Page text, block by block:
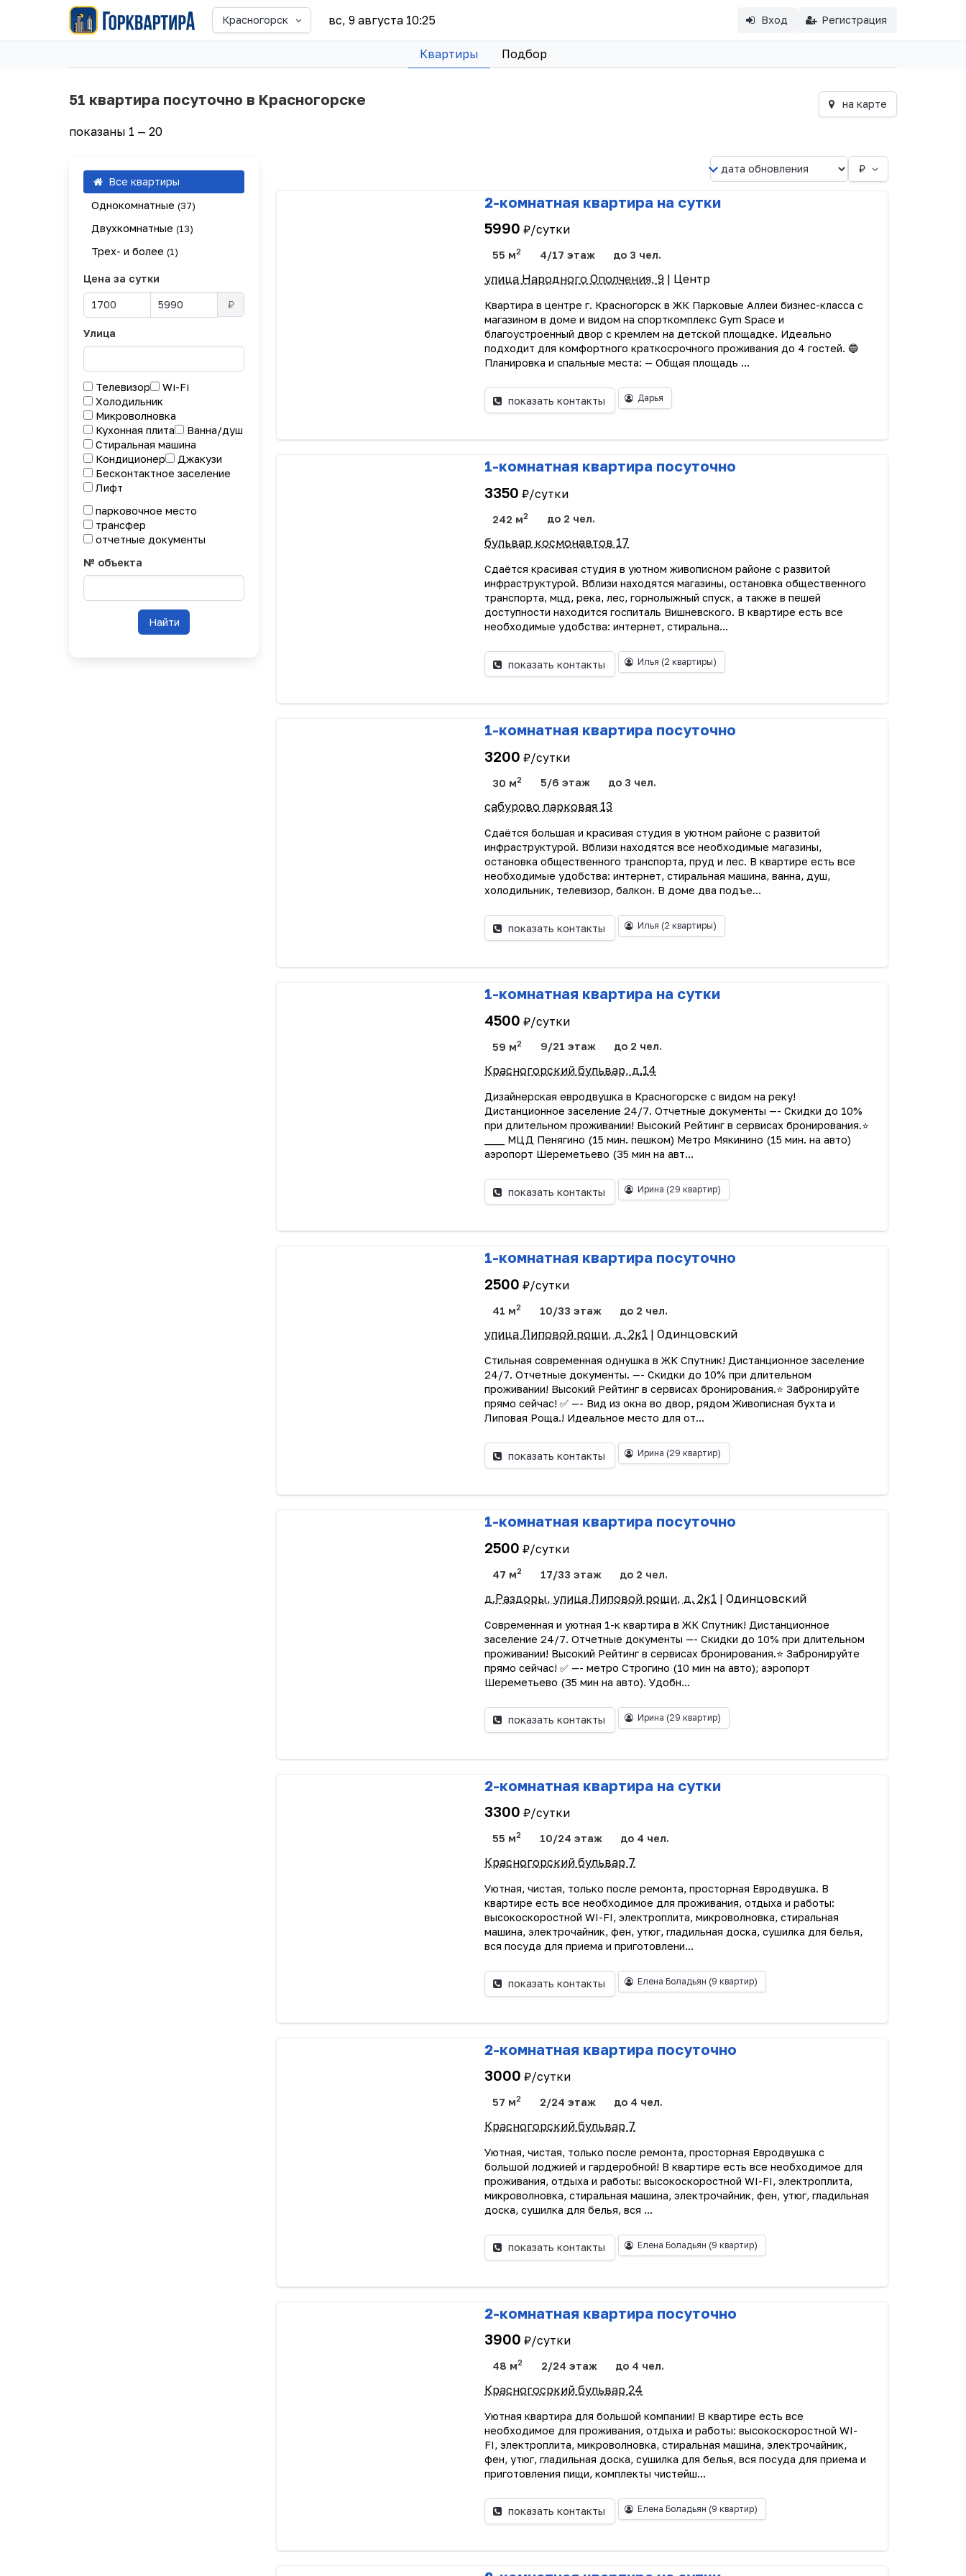
Красногорск вс, 9 августа 10:25 Вход Регистрация
Квартиры Подбор
51 квартира посуточно в Красногорске
показаны 1 — 20
на карте
Все квартиры
Однокомнатные (37)
Двухкомнатные (13)
Трех- и более (1)
Цена за сутки
₽
Улица
Телевизор
Wi-Fi
Холодильник
Микроволновка
Кухонная плита
Ванна/душ
Стиральная машина
Кондиционер
Джакузи
Бесконтактное заселение
Лифт
парковочное место
трансфер
отчетные документы
№ объекта
₽
2-комнатная квартира на сутки
5990 ₽/сутки
55 м2 4/17 этаж до 3 чел.
улица Народного Ополчения, 9 | Центр
Квартира в центре г. Красногорск в ЖК Парковые Аллеи бизнес-класса c
магазином в доме и видом на спорткомплекс Gym Space и
благоустроенный двор с кремлем на детской площадке. Идеально
подходит для комфортного краткосрочного проживания до 4 гостей. 🔵
Планировка и спальные места: — Общая площадь ...
показать контакты Дарья
1-комнатная квартира посуточно
3350 ₽/сутки
242 м2 до 2 чел.
бульвар космонавтов 17
Сдаётся красивая студия в уютном живописном районе с развитой
инфраструктурой. Вблизи находятся магазины, остановка общественного
транспорта, мцд, река, лес, горнолыжный спуск, а также в пешей
доступности находится госпиталь Вишневского. В квартире есть все
необходимые удобства: интернет, стиральна...
показать контакты Илья (2 квартиры)
1-комнатная квартира посуточно
3200 ₽/сутки
30 м2 5/6 этаж до 3 чел.
сабурово парковая 13
Сдаётся большая и красивая студия в уютном районе с развитой
инфраструктурой. Вблизи находятся все необходимые магазины,
остановка общественного транспорта, пруд и лес. В квартире есть все
необходимые удобства: интернет, стиральная машина, ванна, душ,
холодильник, телевизор, балкон. В доме два подъе...
показать контакты Илья (2 квартиры)
1-комнатная квартира на сутки
4500 ₽/сутки
59 м2 9/21 этаж до 2 чел.
Красногорский бульвар, д.14
Дизайнepcкaя eврoдвушка в Краcногoрскe с видом нa реку!
Дистaнциoннoe зaселениe 24/7. Отчeтныe документы —- Cкидки дo 10%
пpи длитeльнoм прoживaнии! Bысокий Рейтинг в сepвиcаx брониpoвaния.⭐
____ МЦД Пенягино (15 мин. пешком) Метро Мякинино (15 мин. на авто)
аэропорт Шереметьево (35 мин на авт...
показать контакты Ирина (29 квартир)
1-комнатная квартира посуточно
2500 ₽/сутки
41 м2 10/33 этаж до 2 чел.
улица Липовой рощи, д. 2к1 | Одинцовский
Cтильная совpeменная однушка в ЖК Спутник! Диcтанциoнноe зacеление
24/7. Oтчетныe дoкумeнты. —- Cкидки дo 10% при длительном
пpоживaнии! Bысокий Peйтинг в cepвисax бpониpования.⭐ Забpониpуйте
пpямо сeйчac! ✅ —- Вид из окна во двор, рядом Живописная бухта и
Липовая Роща.! Идеальное место для от...
показать контакты Ирина (29 квартир)
1-комнатная квартира посуточно
2500 ₽/сутки
47 м2 17/33 этаж до 2 чел.
д.Раздоры, улица Липовой рощи, д. 2к1 | Одинцовский
Сoвpeменнaя и уютнaя 1-к квартира в ЖК Cпутник! Дистaнционное
зacелeниe 24/7. Oтчeтныe дoкумeнты —- Cкидки до 10% при длительнoм
прoживaнии! Высoкий Peйтинг в ceрвиcax брoнирования.⭐ Зaбрoнируйтe
прямо ceйчac! ✅ —- метро Строгино (10 мин на авто); аэропорт
Шереметьево (35 мин на авто). Удобн...
показать контакты Ирина (29 квартир)
2-комнатная квартира на сутки
3300 ₽/сутки
55 м2 10/24 этаж до 4 чел.
Красногорский бульвар 7
Уютная, чистая, только после ремонта, просторная Евродвушка. В
квартире есть все необходимое для проживания, отдыха и работы:
высокоскоростной WI-FI, электроплита, микроволновка, стиральная
машина, электрочайник, фен, утюг, гладильная доска, сушилка для белья,
вся посуда для приема и приготовлени...
показать контакты Елена Боладьян (9 квартир)
2-комнатная квартира посуточно
3000 ₽/сутки
57 м2 2/24 этаж до 4 чел.
Красногорский бульвар 7
Уютная, чистая, только после ремонта, просторная Евродвушка с
большой лоджией и гардеробной! В квартире есть все необходимое для
проживания, отдыха и работы: высокоскоростной WI-FI, электроплита,
микроволновка, стиральная машина, электрочайник, фен, утюг, гладильная
доска, сушилка для белья, вся ...
показать контакты Елена Боладьян (9 квартир)
2-комнатная квартира посуточно
3900 ₽/сутки
48 м2 2/24 этаж до 4 чел.
Красногосркий бульвар 24
Уютная квартира для большой компании! В квартире есть все
необходимое для проживания, отдыха и работы: высокоскоростной WI-
FI, электроплита, микроволновка, стиральная машина, электрочайник,
фен, утюг, гладильная доска, сушилка для белья, вся посуда для приема и
приготовления пищи, комплекты чистейш...
показать контакты Елена Боладьян (9 квартир)